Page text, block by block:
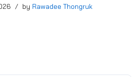
by Rawadee Thongruk